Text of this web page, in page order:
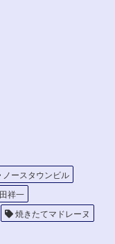
ノースタウンビル
祥一
焼きたてマドレーヌ